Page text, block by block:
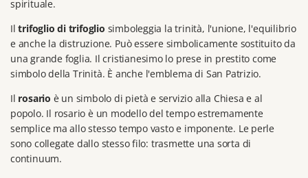
spirituale.
Il trifoglio di trifoglio simboleggia la trinità, l'unione, l'equilibrio
e anche la distruzione. Può essere simbolicamente sostituito da
una grande foglia. Il cristianesimo lo prese in prestito come
simbolo della Trinità. È anche l'emblema di San Patrizio.
Il rosario è un simbolo di pietà e servizio alla Chiesa e al
popolo. Il rosario è un modello del tempo estremamente
semplice ma allo stesso tempo vasto e imponente. Le perle
sono collegate dallo stesso filo: trasmette una sorta di
continuum.